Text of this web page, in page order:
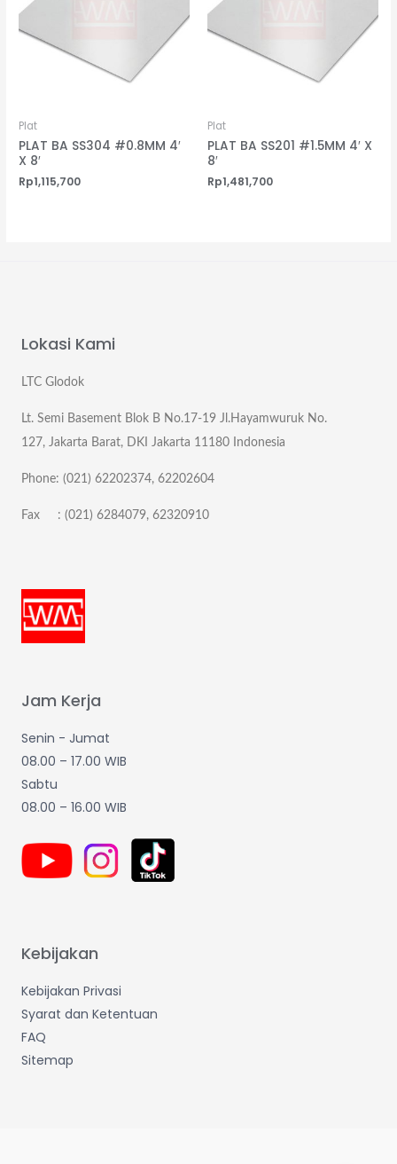
Plat
PLAT BA SS304 #0.8MM 4′
X 8′
Rp1,115,700
Plat
PLAT BA SS201 #1.5MM 4′ X
8′
Rp1,481,700
Lokasi Kami
LTC Glodok
Lt. Semi Basement Blok B No.17-19 Jl.Hayamwuruk No.
127, Jakarta Barat, DKI Jakarta 11180 Indonesia
Phone: (021) 62202374, 62202604
Fax : (021) 6284079, 62320910
Jam Kerja
Senin - Jumat
08.00 – 17.00 WIB
Sabtu
08.00 – 16.00 WIB
Kebijakan
Kebijakan Privasi
Syarat dan Ketentuan
FAQ
Sitemap